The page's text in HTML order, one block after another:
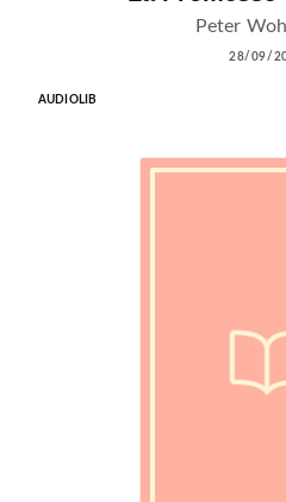
Peter
28/09/
AUDIOLIB